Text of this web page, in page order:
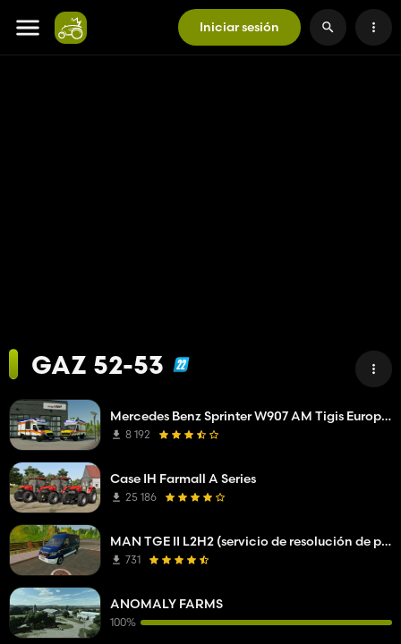
Iniciar sesión
GAZ 52-53
Mercedes Benz Sprinter W907 AM Tigis Europa RTW
8 192
Case IH Farmall A Series
25 186
MAN TGE II L2H2 (servicio de resolución de problemas de la compañía de red)
731
ANOMALY FARMS
100%